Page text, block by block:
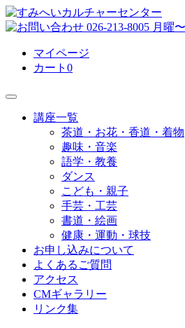
マイページ
カート 0
講座一覧
茶道・お花・香道・着物
趣味・音楽
語学・教養
ダンス
こども・親子
手芸・工芸
書道・絵画
健康・運動・球技
お申し込みについて
よくあるご質問
アクセス
CMギャラリー
リンク集